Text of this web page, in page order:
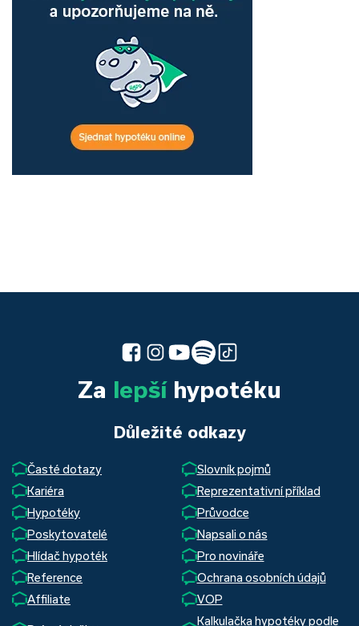
Za lepšíhypotéku
Důležité odkazy
Časté dotazy
Slovník pojmů
Kariéra
Reprezentativní příklad
Hypotéky
Průvodce
Poskytovatelé
Napsali o nás
Hlídač hypoték
Pro novináře
Reference
Ochrana osobních údajů
Affiliate
VOP
Kalkulačka hypotéky podle